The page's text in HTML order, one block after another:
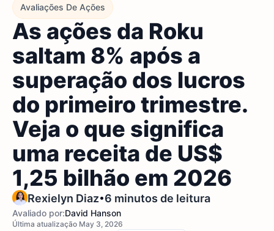
Avaliações De Ações
As ações da Roku
saltam 8% após a
superação dos lucros
do primeiro trimestre.
Veja o que significa
uma receita de US$
1,25 bilhão em 2026
Rexielyn Diaz•6 minutos de leitura
Avaliado por:David Hanson
Última atualização May 3, 2026